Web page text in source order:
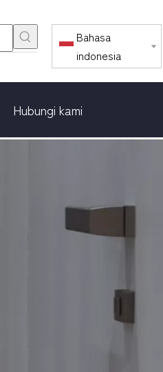
Bahasa
indonesia
Hubungi kami